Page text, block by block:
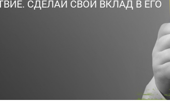
СДЕЛАЙ СВОЙ ВКЛАД В ЕГО